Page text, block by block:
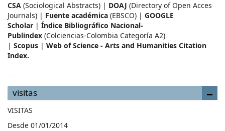
CSA (Sociological Abstracts) | DOAJ (Directory of Open Acces
Journals) | Fuente académica (EBSCO) | GOOGLE
Scholar | Índice Bibliográfico Nacional-
Publindex (Colciencias-Colombia Categoría A2)
| Scopus | Web of Science - Arts and Humanities Citation
Index.
visitas
VISITAS
Desde 01/01/2014